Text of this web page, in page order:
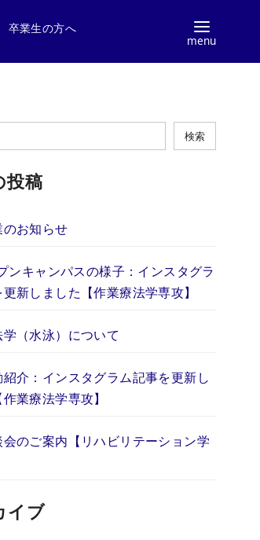
卒業生の方へ
検索
投稿
のお知らせ
ンキャンパスの様子：インスタグラ
更新しました【作業療法学専攻】
（水泳）について
紹介：インスタグラム記事を更新し
業療法学専攻】
会のご案内【リハビリテーション学
イブ